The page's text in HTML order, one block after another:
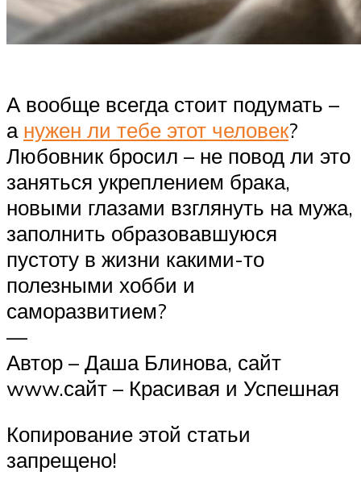
А вообще всегда стоит подумать –
а нужен ли тебе этот человек?
Любовник бросил – не повод ли это
заняться укреплением брака,
новыми глазами взглянуть на мужа,
заполнить образовавшуюся
пустоту в жизни какими-то
полезными хобби и
саморазвитием?
—
Автор – Даша Блинова, сайт
www.сайт – Красивая и Успешная
Копирование этой статьи
запрещено!